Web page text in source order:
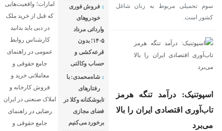
سوم تحمیلی مربوط به زنان شاغل
کشور است.
اسپوتنیک: درآمد تنگه هرمز
تاب‌آوری اقتصادی ایران را بالا
می‌برد
فروش فوری
خودروهای
وارداتی مرداد
۱۴۰۵؛ بدون
قرعه‌کشی و
حساب وکالتی
شاه‌محمدی: با
رفتارهای
تابوشکنانه وکلا در
فضای مجازی
برخورد می‌کنیم
امارات؛ واقعیت‌هایی
که قبل از خرید ملک
در دبی باید بدانید
کارشناس روابط
عمومیدر راهنمای
جامع حقوقی و
معاملاتی خرید و
فروش کارخانه و
املاک صنعتی در ایران
رضایی در راهنمای
جامع حقوقی و